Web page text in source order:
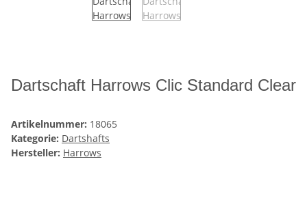
Dartschaft Harrows Clic Standard Clear
Artikelnummer: 18065
Kategorie: Dartshafts
Hersteller: Harrows